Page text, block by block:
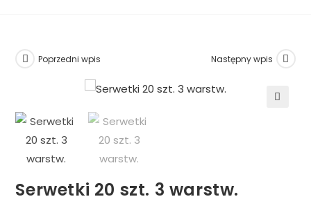
Poprzedni wpis Następny wpis
Serwetki 20 szt. 3 warstw.